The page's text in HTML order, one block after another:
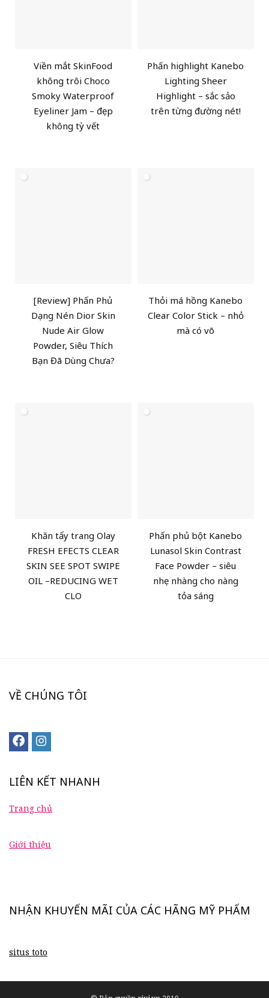
Viền mắt SkinFood
không trôi Choco
Smoky Waterproof
Eyeliner Jam – đẹp
không tỳ vết
Phấn highlight Kanebo
Lighting Sheer
Highlight – sắc sảo
trên từng đường nét!
[Review] Phấn Phủ
Dạng Nén Dior Skin
Nude Air Glow
Powder, Siêu Thích
Bạn Đã Dùng Chưa?
Thỏi má hồng Kanebo
Clear Color Stick – nhỏ
mà có võ
Khăn tẩy trang Olay
FRESH EFECTS CLEAR
SKIN SEE SPOT SWIPE
OIL –REDUCING WET
CLO
Phấn phủ bột Kanebo
Lunasol Skin Contrast
Face Powder – siêu
nhẹ nhàng cho nàng
tỏa sáng
VỀ CHÚNG TÔI
LIÊN KẾT NHANH
Trang chủ
Giới thiệu
NHẬN KHUYẾN MÃI CỦA CÁC HÃNG MỸ PHẨM
situs toto